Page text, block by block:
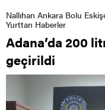
Nallıhan Ankara Bolu
Yurttan Haberler
Adana’da 200
geçirildi